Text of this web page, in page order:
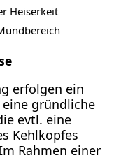
Heiserkeit
erfolgen ein
gründliche
evtl. eine
Kehlkopfes
Rahmen einer